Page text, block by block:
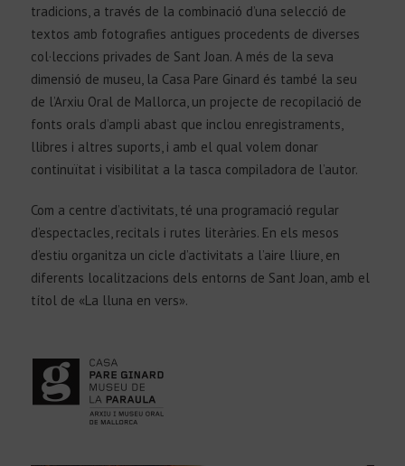
tradicions, a través de la combinació d’una selecció de
textos amb fotografies antigues procedents de diverses
col·leccions privades de Sant Joan. A més de la seva
dimensió de museu, la Casa Pare Ginard és també la seu
de l’Arxiu Oral de Mallorca, un projecte de recopilació de
fonts orals d’ampli abast que inclou enregistraments,
llibres i altres suports, i amb el qual volem donar
continuïtat i visibilitat a la tasca compiladora de l’autor.
Com a centre d’activitats, té una programació regular
d’espectacles, recitals i rutes literàries. En els mesos
d’estiu organitza un cicle d’activitats a l’aire lliure, en
diferents localitzacions dels entorns de Sant Joan, amb el
títol de «La lluna en vers».